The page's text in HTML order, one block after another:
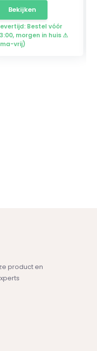
Bekijken
Bestel vóór
morgen in huis ⚠
vrij)
product en